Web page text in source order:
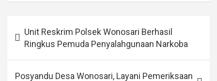
posUnit Reskrim Polsek Wonosari Berhasil
Ringkus Pemuda Penyalahgunaan Narkoba
Posyandu Desa Wonosari, Layani Pemeriksaan